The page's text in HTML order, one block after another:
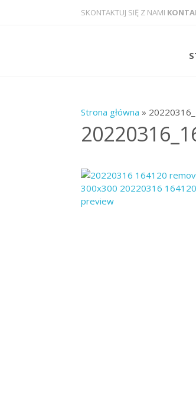
SKONTAKTUJ SIĘ Z NAMI
Strona główna »